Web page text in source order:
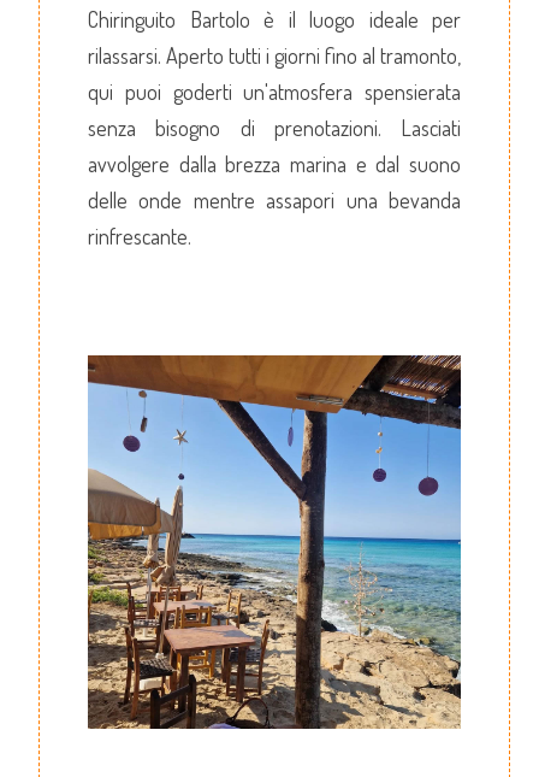
Chiringuito Bartolo è il luogo ideale per
rilassarsi. Aperto tutti i giorni fino al tramonto,
qui puoi goderti un'atmosfera spensierata
senza bisogno di prenotazioni. Lasciati
avvolgere dalla brezza marina e dal suono
delle onde mentre assapori una bevanda
rinfrescante.